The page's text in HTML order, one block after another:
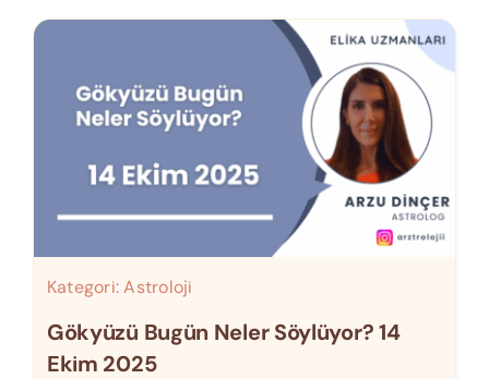
Kategori:Astroloji
Gökyüzü Bugün Neler Söylüyor? 14
Ekim 2025